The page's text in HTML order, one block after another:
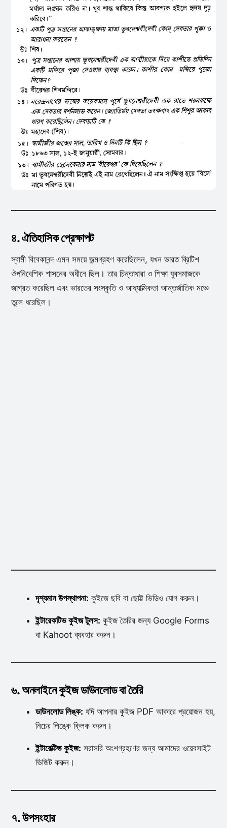
৪. ঐতিহাসিক প্রেক্ষাপট
স্বামী বিবেকানন্দ এমন সময়ে জন্মগ্রহণ করেছিলেন, যখন ভারত ব্রিটিশ
ঔপনিবেশিক শাসনের অধীনে ছিল। তার চিন্তাধারা ও শিক্ষা যুবসমাজকে
জাগ্রত করেছিল এবং ভারতের সংস্কৃতি ও আধ্যাত্মিকতা আন্তর্জাতিক মঞ্চে
তুলে ধরেছিল।
দৃশ্যমান উপস্থাপনা: কুইজে ছবি বা ছোট্ট ভিডিও যোগ করুন।
ইন্টারেকটিভ কুইজ টুলস: কুইজ তৈরির জন্য Google Forms
বা Kahoot ব্যবহার করুন।
৬. অনলাইনে কুইজ ডাউনলোড বা তৈরি
ডাউনলোড লিঙ্ক: যদি আপনার কুইজ PDF আকারে প্রয়োজন হয়,
নিচের লিঙ্কে ক্লিক করুন।
ইন্টারেক্টিভ কুইজ: সরাসরি অংশগ্রহণের জন্য আমাদের ওয়েবসাইট
ভিজিট করুন।
৭. উপসংহার